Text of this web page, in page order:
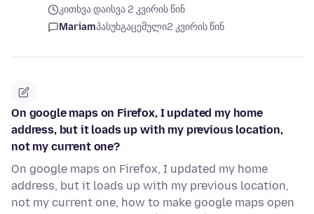
კითხვა დაისვა 2 კვირის წინ
Mariamპასუხგაცემული2 კვირის წინ
On google maps on Firefox, I updated my home
address, but it loads up with my previous location,
not my current one?
On google maps on Firefox, I updated my home
address, but it loads up with my previous location,
not my current one, how to make google maps open